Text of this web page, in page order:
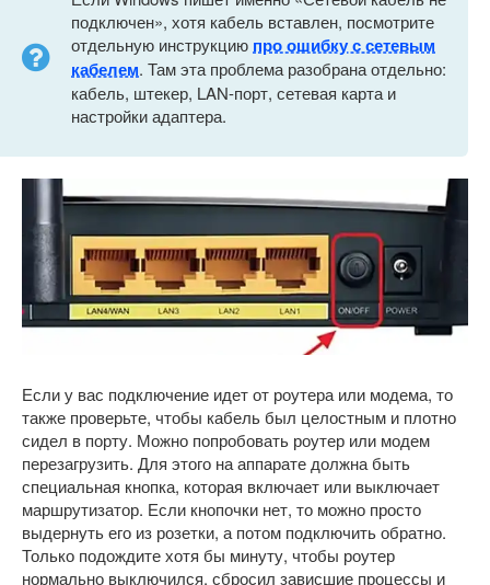
подключен», хотя кабель вставлен, посмотрите
отдельную инструкцию про ошибку с сетевым
кабелем. Там эта проблема разобрана отдельно:
кабель, штекер, LAN-порт, сетевая карта и
настройки адаптера.
Если у вас подключение идет от роутера или модема, то
также проверьте, чтобы кабель был целостным и плотно
сидел в порту. Можно попробовать роутер или модем
перезагрузить. Для этого на аппарате должна быть
специальная кнопка, которая включает или выключает
маршрутизатор. Если кнопочки нет, то можно просто
выдернуть его из розетки, а потом подключить обратно.
Только подождите хотя бы минуту, чтобы роутер
нормально выключился, сбросил зависшие процессы и